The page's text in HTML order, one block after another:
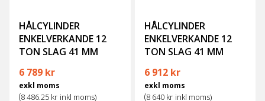
HÅLCYLINDER
ENKELVERKANDE 12
TON SLAG 41 MM
6 789 kr
exkl moms
(8 486.25 kr inkl moms)
HÅLCYLINDER
ENKELVERKANDE 12
TON SLAG 41 MM
6 912 kr
exkl moms
(8 640 kr inkl moms)